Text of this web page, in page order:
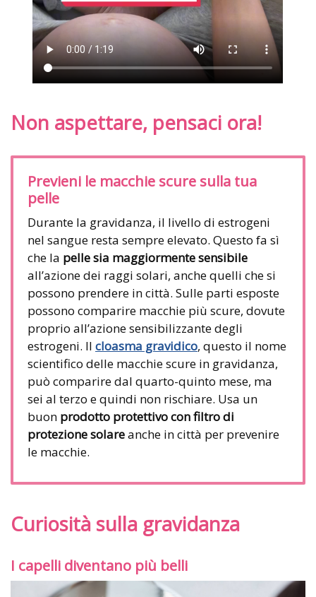
Non aspettare, pensaci ora!
Previeni le macchie scure sulla tua
pelle
Durante la gravidanza, il livello di estrogeni
nel sangue resta sempre elevato. Questo fa sì
che la pelle sia maggiormente sensibile
all’azione dei raggi solari, anche quelli che si
possono prendere in città. Sulle parti esposte
possono comparire macchie più scure, dovute
proprio all’azione sensibilizzante degli
estrogeni. Il cloasma gravidico, questo il nome
scientifico delle macchie scure in gravidanza,
può comparire dal quarto-quinto mese, ma
sei al terzo e quindi non rischiare. Usa un
buon prodotto protettivo con filtro di
protezione solareanche in città per prevenire
le macchie.
Curiosità sulla gravidanza
I capelli diventano più belli